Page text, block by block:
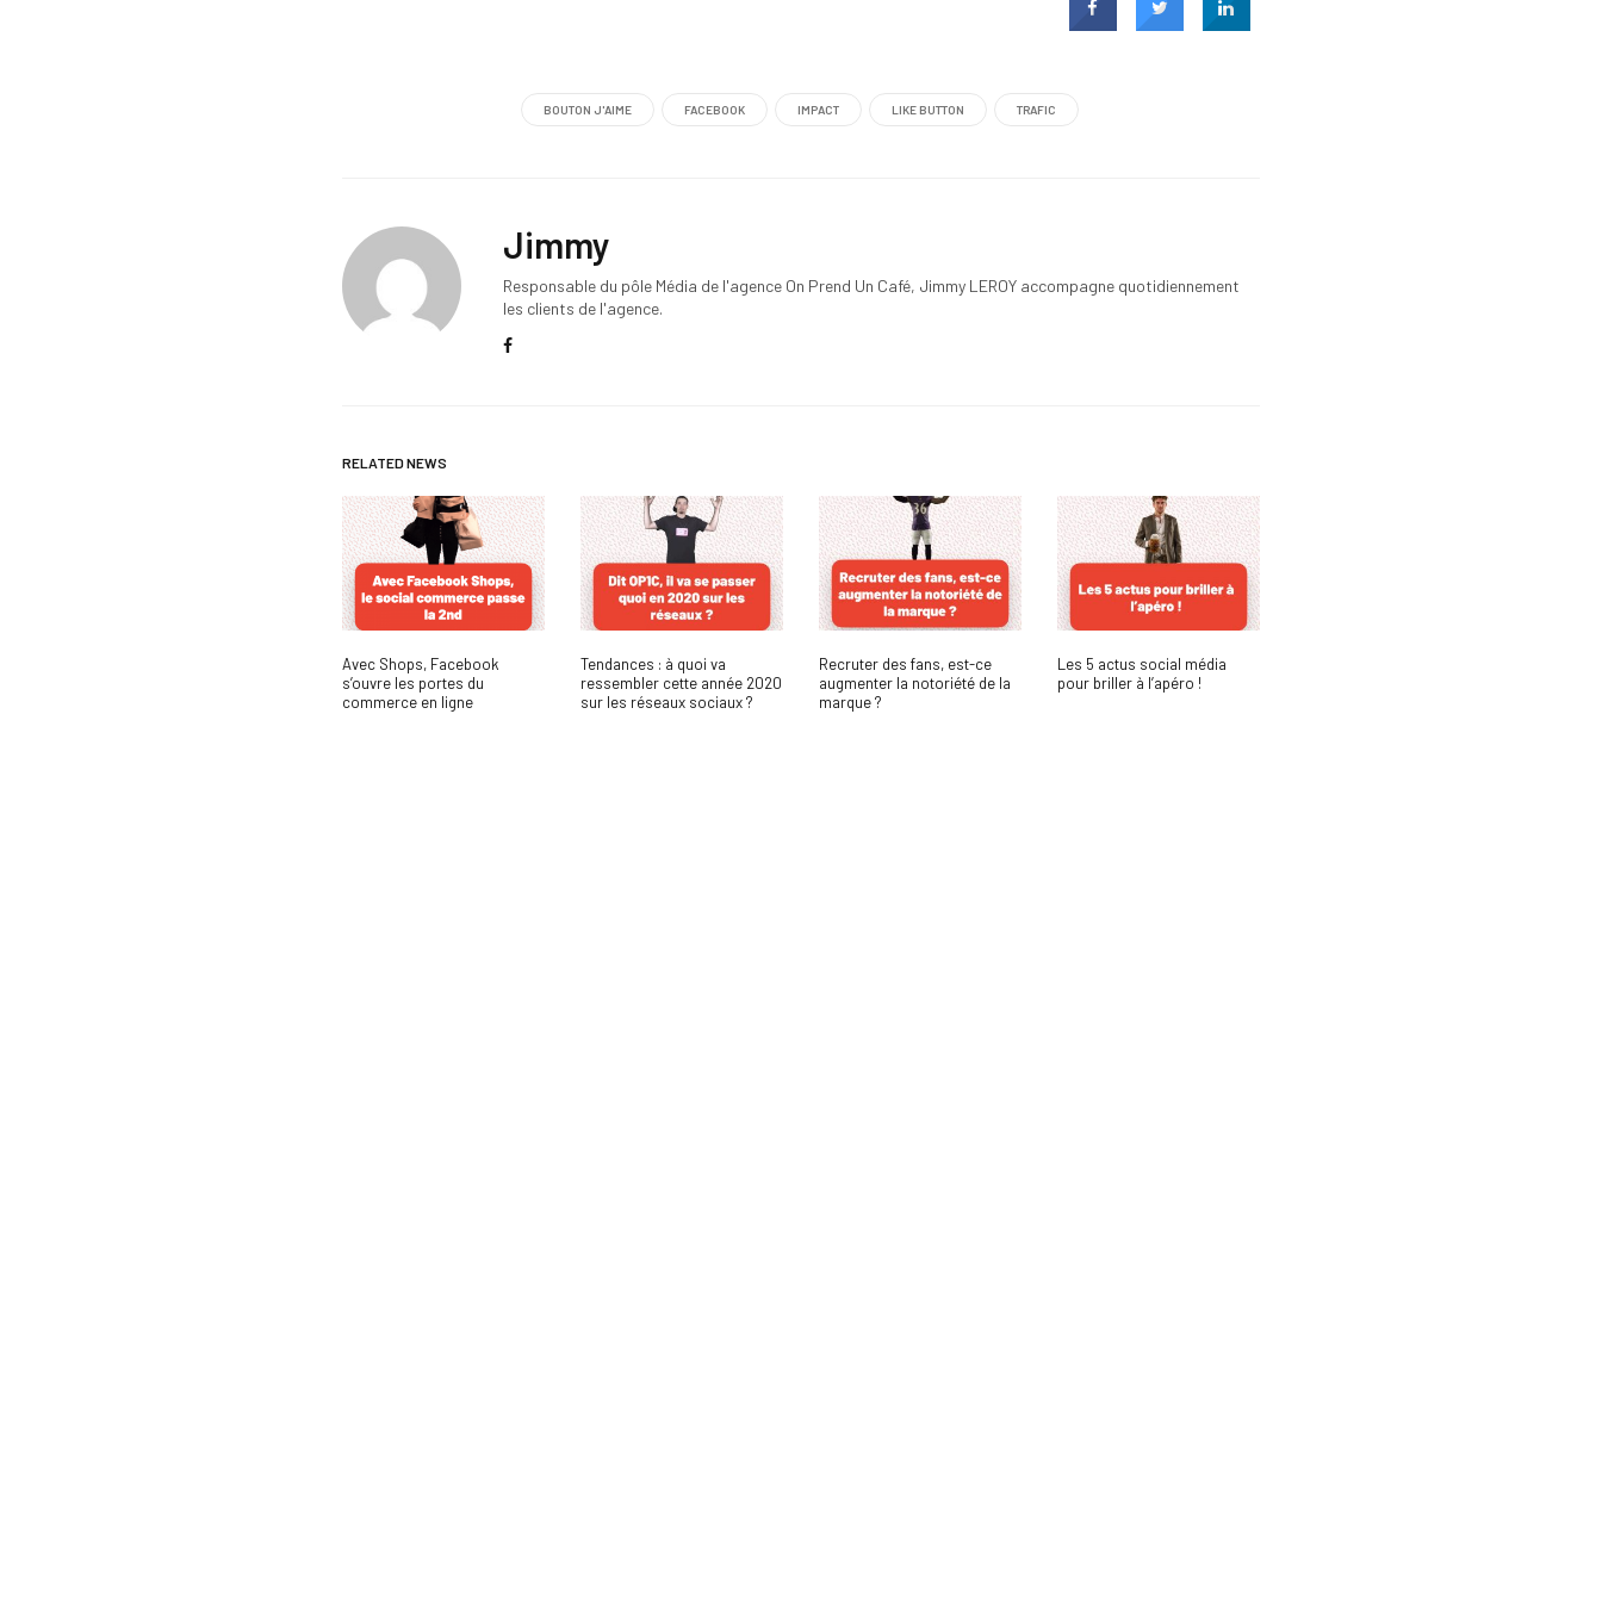
BOUTON J'AIME FACEBOOK IMPACT LIKE BUTTON TRAFIC
Jimmy
Responsable du pôle Média de l'agence On Prend Un Café, Jimmy LEROY accompagne quotidiennement
les clients de l'agence.
RELATED NEWS
Avec Shops, Facebook
s’ouvre les portes du
commerce en ligne
Tendances : à quoi va
ressembler cette année 2020
sur les réseaux sociaux ?
Recruter des fans, est-ce
augmenter la notoriété de la
marque ?
Les 5 actus social média
pour briller à l’apéro !